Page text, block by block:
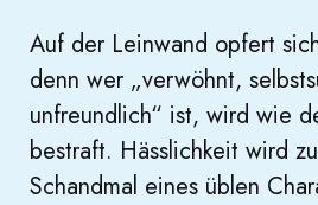
Auf der Leinwand opfert
denn wer „verwöhnt,
unfreundlich“ ist, wird wie
bestraft. Hässlichkeit wird
Schandmal eines üblen